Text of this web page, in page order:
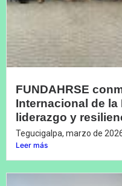
FUNDAHRSE
Internacional de
liderazgo y
Tegucigalpa, marzo de
Leer más